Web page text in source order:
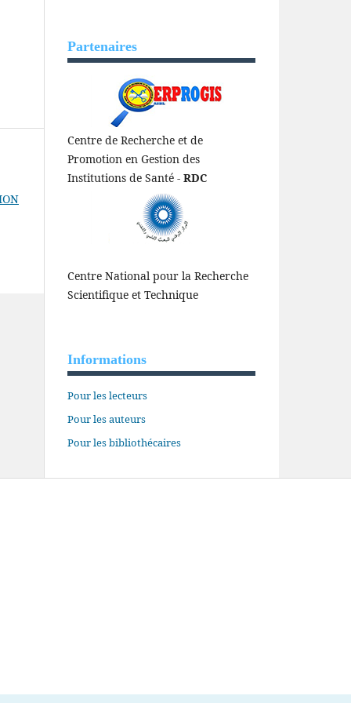
Partenaires
Centre de Recherche et de
Promotion en Gestion des
Institutions de Santé - RDC
Centre National pour la Recherche
Scientifique et Technique
Informations
Pour les lecteurs
Pour les auteurs
Pour les bibliothécaires